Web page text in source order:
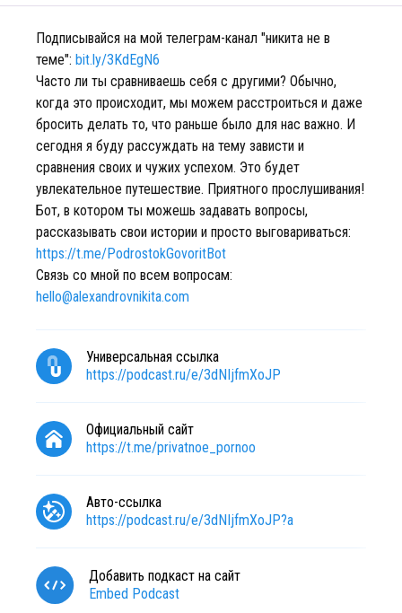
Подписывайся на мой телеграм-канал "никита не в
теме": bit.ly/3KdEgN6
Часто ли ты сравниваешь себя с другими? Обычно,
когда это происходит, мы можем расстроиться и даже
бросить делать то, что раньше было для нас важно. И
сегодня я буду рассуждать на тему зависти и
сравнения своих и чужих успехом. Это будет
увлекательное путешествие. Приятного прослушивания!
Бот, в котором ты можешь задавать вопросы,
рассказывать свои истории и просто выговариваться:
https://t.me/PodrostokGovoritBot
Связь со мной по всем вопросам:
hello@alexandrovnikita.com
Универсальная ссылка
https://podcast.ru/e/3dNIjfmXoJP
Официальный сайт
https://t.me/privatnoe_pornoo
Авто-ссылка
https://podcast.ru/e/3dNIjfmXoJP?a
Добавить подкаст на сайт
Embed Podcast